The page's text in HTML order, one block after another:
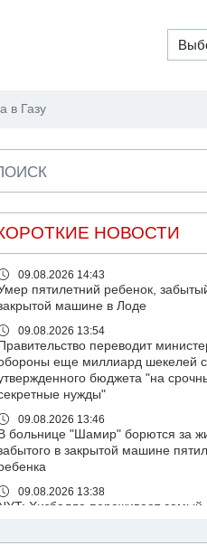
в Газу
НОВОСТИ
09.08.2026 14:43
пятилетний ребенок,
машине в Лоде
09.08.2026 13:54
Правительство переводит
еще миллиард шекелей
бюджета "на
нужды"
09.08.2026 13:46
В больнице "Шамир" борются за
в закрытой машине
09.08.2026 13:38
Хизбалла переживает самый